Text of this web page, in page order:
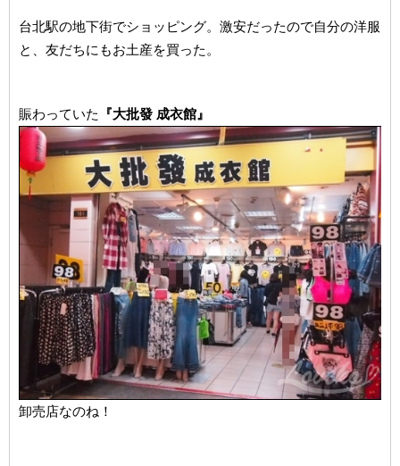
台北駅の地下街でショッピング。激安だったので自分の洋服
と、友だちにもお土産を買った。
賑わっていた 『大批發 成衣館』
卸売店なのね！